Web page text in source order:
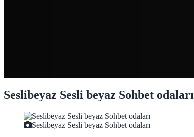
Seslibeyaz Sesli beyaz Sohbet odaları
Seslibeyaz Sesli beyaz Sohbet odaları